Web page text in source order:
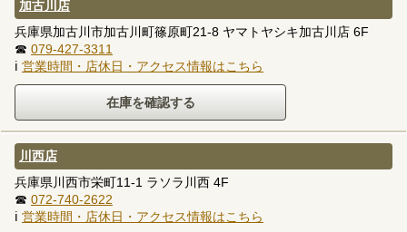
加古川店
兵庫県加古川市加古川町篠原町21-8 ヤマトヤシキ加古川店 6F
☎ 079-427-3311
ℹ 営業時間・店休日・アクセス情報はこちら
川西店
兵庫県川西市栄町11-1 ラソラ川西 4F
☎ 072-740-2622
ℹ 営業時間・店休日・アクセス情報はこちら